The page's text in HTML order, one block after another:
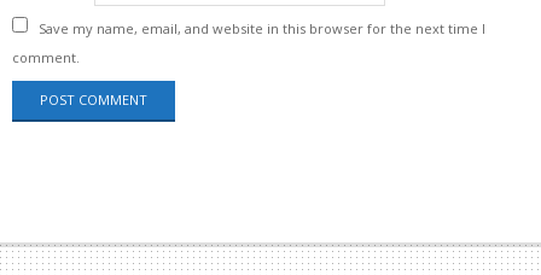
Save my name, email, and website in this browser for the next time I
comment.